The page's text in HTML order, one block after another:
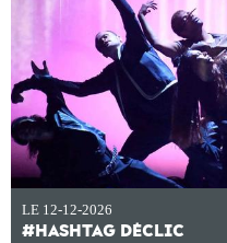
LE 12-12-2026
#HASHTAG DÉCLIC